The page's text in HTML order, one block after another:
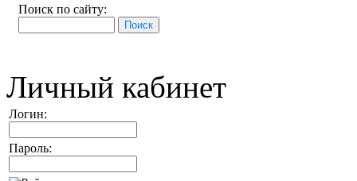
Поиск по сайту:
Личный кабинет
Логин:
Пароль: